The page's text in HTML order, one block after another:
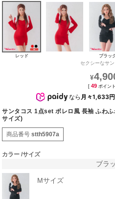
レッド ブラッ
セクシーなサ
¥
[ 49 ポイン
なら 月々1,633円
サンタコス 1点set ボレロ風 長袖 ふわ
サイズ)
商品番号 stth5907a
カラー サイズ
ブラ
Mサイズ